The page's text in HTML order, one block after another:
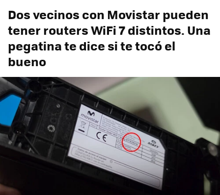
Dos vecinos con Movistar pueden
tener routers WiFi 7 distintos. Una
pegatina te dice si te tocó el
bueno